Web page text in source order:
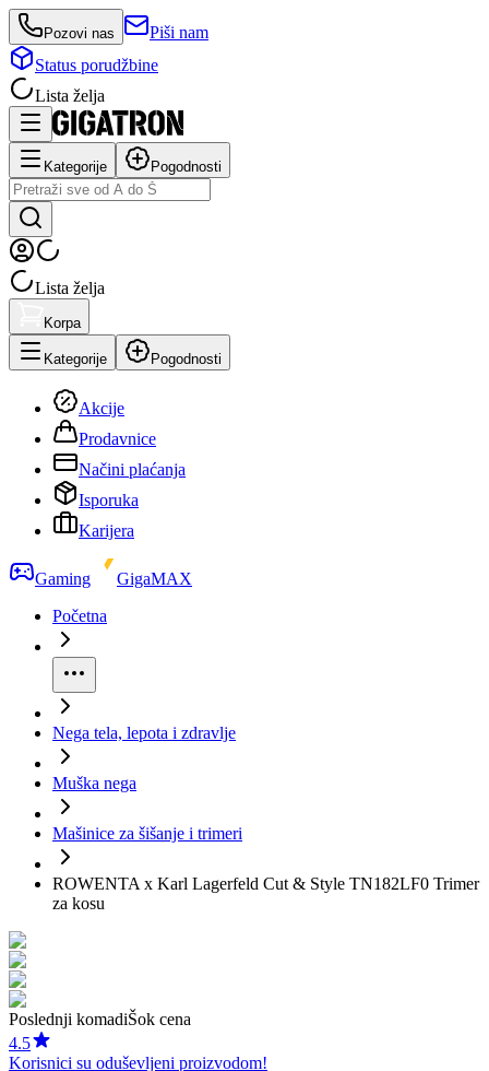
Pozovi nas
Piši nam
Status porudžbine
Lista želja
Kategorije Pogodnosti
Lista želja
Korpa
Kategorije Pogodnosti
Akcije
Prodavnice
Načini plaćanja
Isporuka
Karijera
Gaming
GigaMAX
Početna
Nega tela, lepota i zdravlje
Muška nega
Mašinice za šišanje i trimeri
ROWENTA x Karl Lagerfeld Cut & Style TN182LF0 Trimer
za kosu
Poslednji komadiŠok cena
4.5
Korisnici su oduševljeni proizvodom!